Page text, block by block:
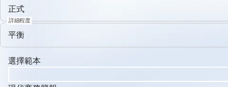
正式
詳細程度
平衡
選擇範本